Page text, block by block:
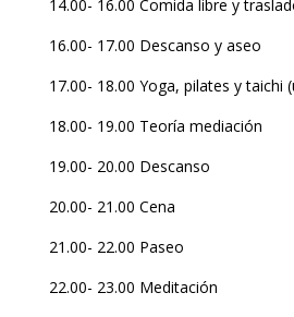
14.00- 16.00 Comida libre y
16.00- 17.00 Descanso y aseo
17.00- 18.00 Yoga, pilates y taichi
18.00- 19.00 Teoría mediación
19.00- 20.00 Descanso
20.00- 21.00 Cena
21.00- 22.00 Paseo
22.00- 23.00 Meditación